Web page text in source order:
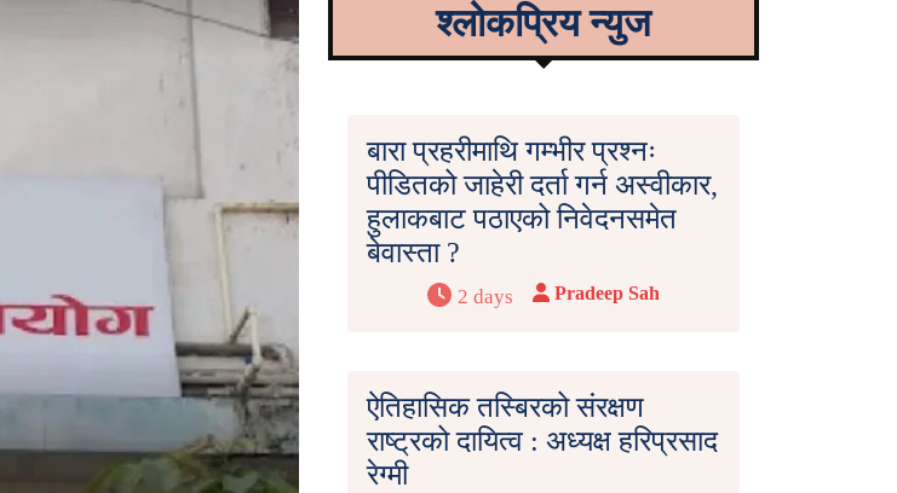
श्लोकप्रिय न्युज
बारा प्रहरीमाथि गम्भीर प्रश्नः
पीडितको जाहेरी दर्ता गर्न अस्वीकार,
हुलाकबाट पठाएको निवेदनसमेत
बेवास्ता ?
2 days Pradeep Sah
ऐतिहासिक तस्बिरको संरक्षण
राष्ट्रको दायित्व : अध्यक्ष हरिप्रसाद
रेग्मी